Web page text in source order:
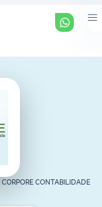
CORPORE CONTABILIDADE